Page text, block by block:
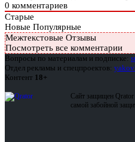
0 комментариев
Старые
Новые Популярные
Межтекстовые Отзывы
Посмотреть все комментарии
Вопросы по материалам и подписке:
Отдел рекламы и спецпроектов:
Контент 18+
Сайт защищен
самой забойной